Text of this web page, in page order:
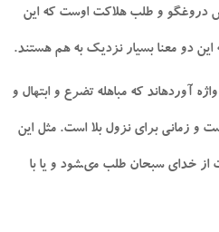
دروغگو و طلب هلاكت اوست كه اين
دو معنا بسيار نزديك به هم هستند.
آورده‏اند كه مباهله تضرع و ابتهال و
و زمانى براى نزول بلا است. مثل اين
از خداى سبحان طلب مى‏شود و يا با